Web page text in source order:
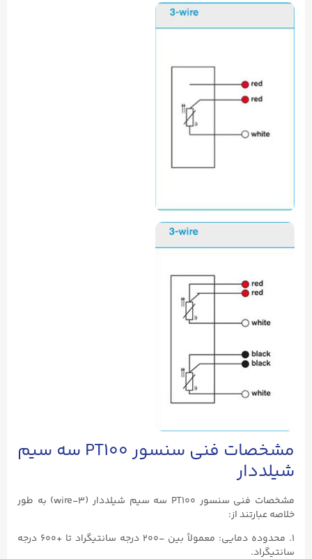
مشخصات فنی سنسور PT100 سه سیم
شیلددار
مشخصات فنی سنسور PT100 سه سیم شیلددار (۳-wire) به طور
خلاصه عبارتند از:
۱. محدوده دمایی: معمولاً بین -۲۰۰ درجه سانتیگراد تا +۶۰۰ درجه
سانتیگراد.